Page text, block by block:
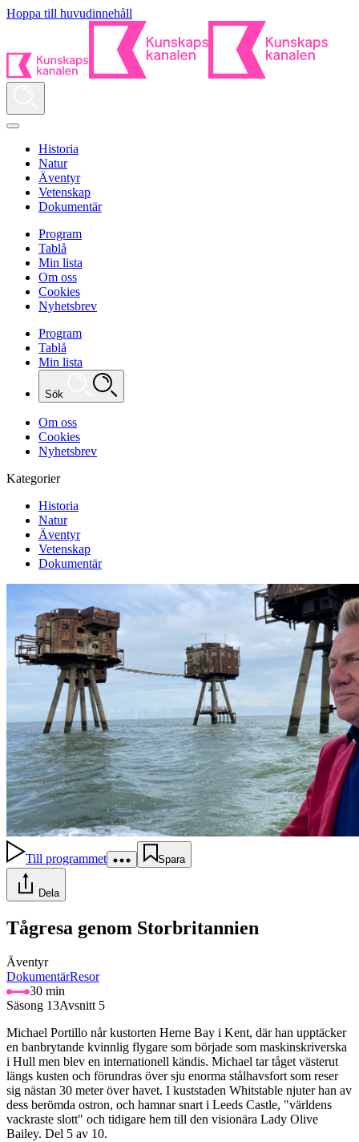
Hoppa till huvudinnehåll
Historia
Natur
Äventyr
Vetenskap
Dokumentär
Program
Tablå
Min lista
Om oss
Cookies
Nyhetsbrev
Program
Tablå
Min lista
Sök
Om oss
Cookies
Nyhetsbrev
Kategorier
Historia
Natur
Äventyr
Vetenskap
Dokumentär
Till programmet Spara
Dela
Tågresa genom Storbritannien
Äventyr
DokumentärResor
30 min
Säsong 13Avsnitt 5
Michael Portillo når kustorten Herne Bay i Kent, där han upptäcker
en banbrytande kvinnlig flygare som började som maskinskriverska
i Hull men blev en internationell kändis. Michael tar tåget västerut
längs kusten och förundras över sju enorma stålhavsfort som reser
sig nästan 30 meter över havet. I kuststaden Whitstable njuter han av
dess berömda ostron, och hamnar snart i Leeds Castle, "världens
vackraste slott" och tidigare hem till den visionära Lady Olive
Bailey. Del 5 av 10.